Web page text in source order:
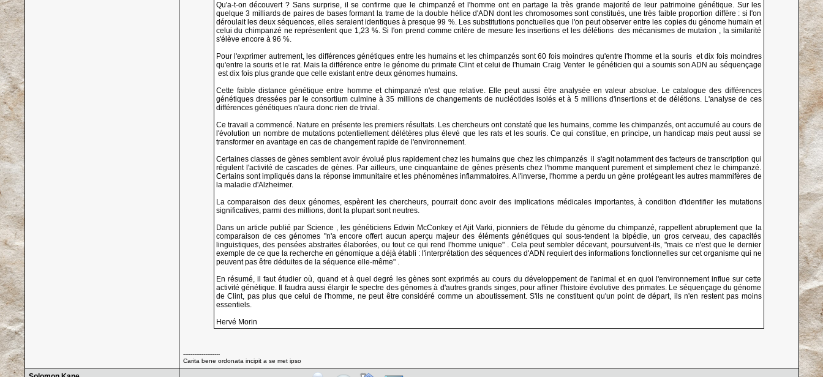
Qu'a-t-on découvert ? Sans surprise, il se confirme que le chimpanzé et l'homme ont en partage la très grande majorité de leur patrimoine génétique. Sur les
quelque 3 milliards de paires de bases formant la trame de la double hélice d'ADN dont les chromosomes sont constitués, une très faible proportion diffère : si l'on
déroulait les deux séquences, elles seraient identiques à presque 99 %. Les substitutions ponctuelles que l'on peut observer entre les copies du génome humain et
celui du chimpanzé ne représentent que 1,23 %. Si l'on prend comme critère de mesure les insertions et les délétions ­ des mécanismes de mutation ­, la similarité
s'élève encore à 96 %.
Pour l'exprimer autrement, les différences génétiques entre les humains et les chimpanzés sont 60 fois moindres qu'entre l'homme et la souris ­ et dix fois moindres
qu'entre la souris et le rat. Mais la différence entre le génome du primate Clint et celui de l'humain Craig Venter ­ le généticien qui a soumis son ADN au séquençage
­ est dix fois plus grande que celle existant entre deux génomes humains.
Cette faible distance génétique entre homme et chimpanzé n'est que relative. Elle peut aussi être analysée en valeur absolue. Le catalogue des différences
génétiques dressées par le consortium culmine à 35 millions de changements de nucléotides isolés et à 5 millions d'insertions et de délétions. L'analyse de ces
différences génétiques n'aura donc rien de trivial.
Ce travail a commencé. Nature en présente les premiers résultats. Les chercheurs ont constaté que les humains, comme les chimpanzés, ont accumulé au cours de
l'évolution un nombre de mutations potentiellement délétères plus élevé que les rats et les souris. Ce qui constitue, en principe, un handicap mais peut aussi se
transformer en avantage en cas de changement rapide de l'environnement.
Certaines classes de gènes semblent avoir évolué plus rapidement chez les humains que chez les chimpanzés ­ il s'agit notamment des facteurs de transcription qui
régulent l'activité de cascades de gènes. Par ailleurs, une cinquantaine de gènes présents chez l'homme manquent purement et simplement chez le chimpanzé.
Certains sont impliqués dans la réponse immunitaire et les phénomènes inflammatoires. A l'inverse, l'homme a perdu un gène protégeant les autres mammifères de
la maladie d'Alzheimer.
La comparaison des deux génomes, espèrent les chercheurs, pourrait donc avoir des implications médicales importantes, à condition d'identifier les mutations
significatives, parmi des millions, dont la plupart sont neutres.
Dans un article publié par Science , les généticiens Edwin McConkey et Ajit Varki, pionniers de l'étude du génome du chimpanzé, rappellent abruptement que la
comparaison de ces génomes "n'a encore offert aucun aperçu majeur des éléments génétiques qui sous-tendent la bipédie, un gros cerveau, des capacités
linguistiques, des pensées abstraites élaborées, ou tout ce qui rend l'homme unique" . Cela peut sembler décevant, poursuivent-ils, "mais ce n'est que le dernier
exemple de ce que la recherche en génomique a déjà établi : l'interprétation des séquences d'ADN requiert des informations fonctionnelles sur cet organisme qui ne
peuvent pas être déduites de la séquence elle-même" .
En résumé, il faut étudier où, quand et à quel degré les gènes sont exprimés au cours du développement de l'animal et en quoi l'environnement influe sur cette
activité génétique. Il faudra aussi élargir le spectre des génomes à d'autres grands singes, pour affiner l'histoire évolutive des primates. Le séquençage du génome
de Clint, pas plus que celui de l'homme, ne peut être considéré comme un aboutissement. S'ils ne constituent qu'un point de départ, ils n'en restent pas moins
essentiels.
Hervé Morin
--------------------
Carita bene ordonata incipit a se met ipso